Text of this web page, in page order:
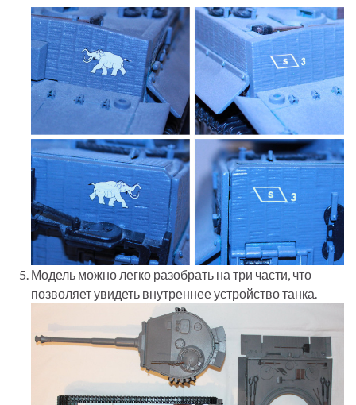
Модель можно легко разобрать на три части, что
позволяет увидеть внутреннее устройство танка.